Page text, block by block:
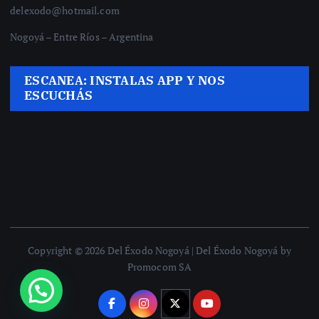
delexodo@hotmail.com
Nogoyá – Entre Ríos – Argentina
ESCANEA: INSTALAS APP Y NOS
ESCUCHÁS
Copyright © 2026 Del Éxodo Nogoyá | Del Éxodo Nogoyá by
Promocom SA